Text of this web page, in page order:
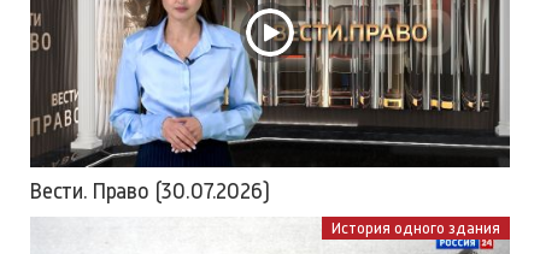
Вести. Право (30.07.2026)
История одного здания